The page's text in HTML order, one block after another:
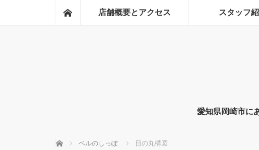
ホーム店舗概要とアクセス スタッフ
愛知県岡崎市に
ホーム ベルのしっぽ 日の丸構図